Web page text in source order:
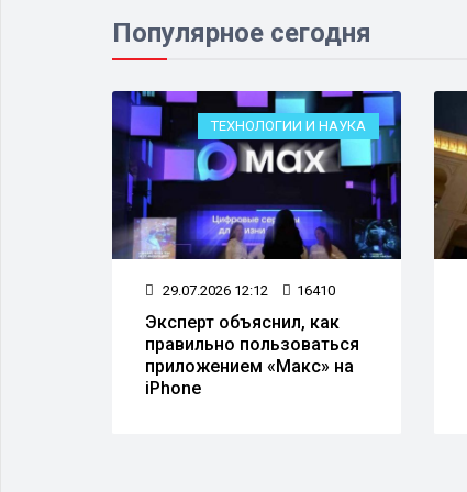
Популярное сегодня
ТЕХНОЛОГИИ И НАУКА
29.07.2026 12:12 16410
Эксперт объяснил, как
правильно пользоваться
приложением «Макс» на
iPhone